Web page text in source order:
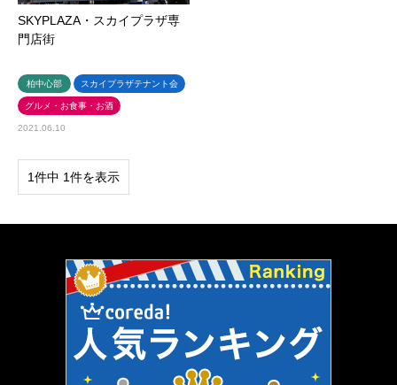
SKYPLAZA・スカイプラザ専
門店街
柏中心部 スカイプラザテナント会
グルメ・お食事・お酒
2021.06.10
1件中 1件を表示